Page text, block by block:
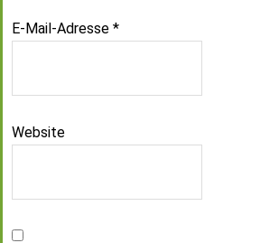
E-Mail-Adresse *
Website